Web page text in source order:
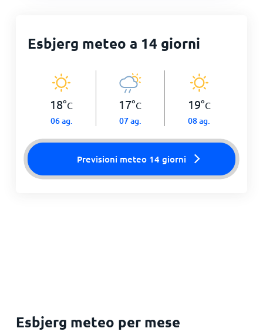
Esbjerg meteo a 14 giorni
18°C
06 ag.
17°C
07 ag.
19°C
08 ag.
Previsioni meteo 14 giorni
Esbjerg meteo per mese